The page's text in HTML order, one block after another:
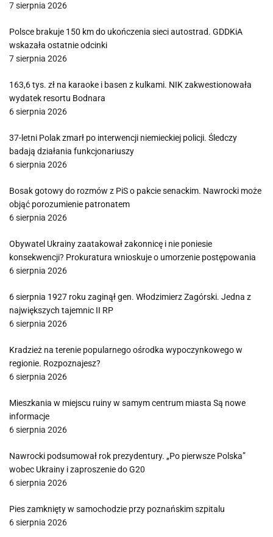
7 sierpnia 2026
Polsce brakuje 150 km do ukończenia sieci autostrad. GDDKiA
wskazała ostatnie odcinki
7 sierpnia 2026
163,6 tys. zł na karaoke i basen z kulkami. NIK zakwestionowała
wydatek resortu Bodnara
6 sierpnia 2026
37-letni Polak zmarł po interwencji niemieckiej policji. Śledczy
badają działania funkcjonariuszy
6 sierpnia 2026
Bosak gotowy do rozmów z PiS o pakcie senackim. Nawrocki może
objąć porozumienie patronatem
6 sierpnia 2026
Obywatel Ukrainy zaatakował zakonnicę i nie poniesie
konsekwencji? Prokuratura wnioskuje o umorzenie postępowania
6 sierpnia 2026
6 sierpnia 1927 roku zaginął gen. Włodzimierz Zagórski. Jedna z
największych tajemnic II RP
6 sierpnia 2026
Kradzież na terenie popularnego ośrodka wypoczynkowego w
regionie. Rozpoznajesz?
6 sierpnia 2026
Mieszkania w miejscu ruiny w samym centrum miasta Są nowe
informacje
6 sierpnia 2026
Nawrocki podsumował rok prezydentury. „Po pierwsze Polska”
wobec Ukrainy i zaproszenie do G20
6 sierpnia 2026
Pies zamknięty w samochodzie przy poznańskim szpitalu
6 sierpnia 2026